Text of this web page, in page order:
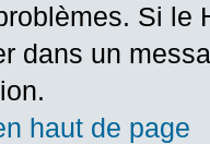
Si le
dans un
haut de page